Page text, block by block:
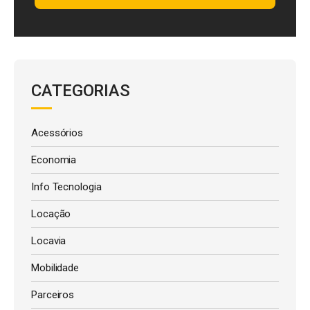
CATEGORIAS
Acessórios
Economia
Info Tecnologia
Locação
Locavia
Mobilidade
Parceiros